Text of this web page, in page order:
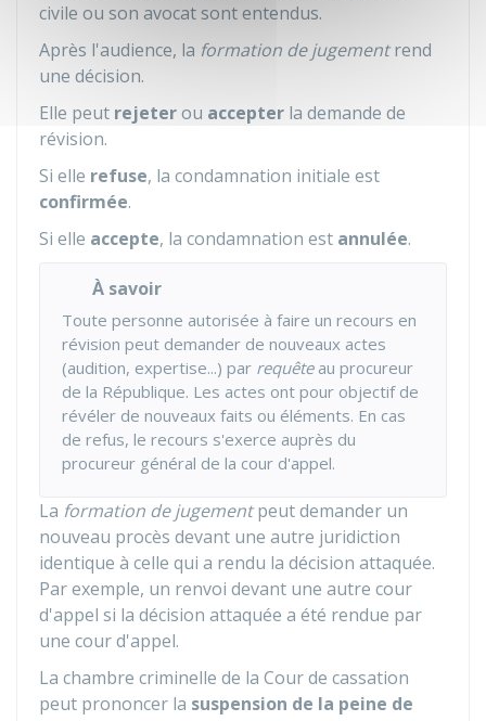
civile ou son avocat sont entendus.
Après l'audience, la formation de jugementrend
une décision.
Elle peut rejeterou accepter la demande de
révision.
Si elle refuse, la condamnation initiale est
confirmée.
Si elle accepte, la condamnation est annulée.
À savoir
Toute personne autorisée à faire un recours en
révision peut demander de nouveaux actes
(audition, expertise...) par requêteau procureur
de la République. Les actes ont pour objectif de
révéler de nouveaux faits ou éléments. En cas
de refus, le recours s'exerce auprès du
procureur général de la cour d'appel.
La formation de jugementpeut demander un
nouveau procès devant une autre juridiction
identique à celle qui a rendu la décision attaquée.
Par exemple, un renvoi devant une autre cour
d'appel si la décision attaquée a été rendue par
une cour d'appel.
La chambre criminelle de la Cour de cassation
peut prononcer la suspension de la peine de